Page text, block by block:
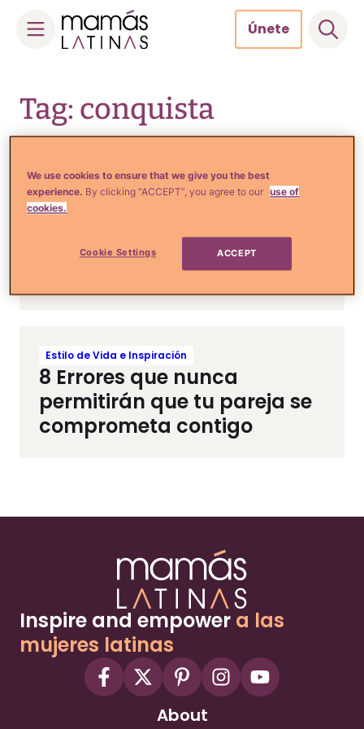
content
Únete
Tag: conquista
Estilo de Vida e Inspiración
hombre está obsesionado y
cómo cuidarnos
Estilo de Vida e Inspiración
8 Errores que nunca
permitirán que tu pareja se
comprometa contigo
Inspire and empower a las
mujeres latinas
About
We use cookies to ensure that we give you the best
experience. By clicking “ACCEPT”, you agree to our use of
cookies.
Cookie Settings ACCEPT